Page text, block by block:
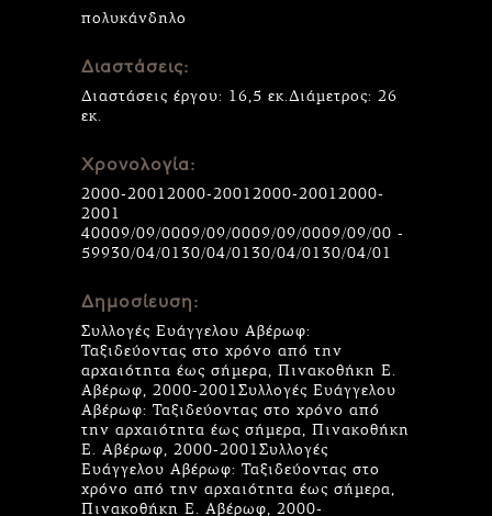
πολυκάνδηλο
Διαστάσεις:
Διαστάσεις έργου: 16,5 εκ.Διάμετρος: 26
εκ.
Χρονολογία:
2000-20012000-20012000-20012000-
2001
40009/09/0009/09/0009/09/0009/09/00 -
59930/04/0130/04/0130/04/0130/04/01
Δημοσίευση:
Συλλογές Ευάγγελου Αβέρωφ:
Ταξιδεύοντας στο χρόνο από την
αρχαιότητα έως σήμερα, Πινακοθήκη Ε.
Αβέρωφ, 2000-2001Συλλογές Ευάγγελου
Αβέρωφ: Ταξιδεύοντας στο χρόνο από
την αρχαιότητα έως σήμερα, Πινακοθήκη
Ε. Αβέρωφ, 2000-2001Συλλογές
Ευάγγελου Αβέρωφ: Ταξιδεύοντας στο
χρόνο από την αρχαιότητα έως σήμερα,
Πινακοθήκη Ε. Αβέρωφ, 2000-